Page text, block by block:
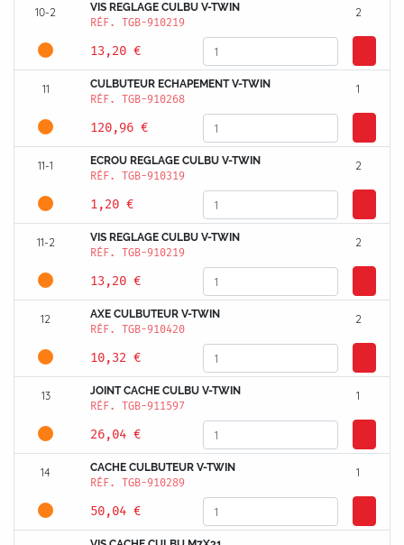
10-2
VIS REGLAGE CULBU V-TWIN
RÉF.
TGB-910219
2
13,20 €
11
CULBUTEUR ECHAPEMENT V-TWIN
RÉF.
TGB-910268
1
120,96 €
11-1
ECROU REGLAGE CULBU V-TWIN
RÉF.
TGB-910319
2
1,20 €
11-2
VIS REGLAGE CULBU V-TWIN
RÉF.
TGB-910219
2
13,20 €
12
AXE CULBUTEUR V-TWIN
RÉF.
TGB-910420
2
10,32 €
13
JOINT CACHE CULBU V-TWIN
RÉF.
TGB-911597
1
26,04 €
14
CACHE CULBUTEUR V-TWIN
RÉF.
TGB-910289
1
50,04 €